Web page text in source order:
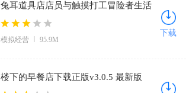
兔耳道具店店员与触摸打工冒险者生活
汉化版下载v1.0.1 手机版
模拟经营 95.9M
下载
楼下的早餐店下载正版v3.0.5 最新版